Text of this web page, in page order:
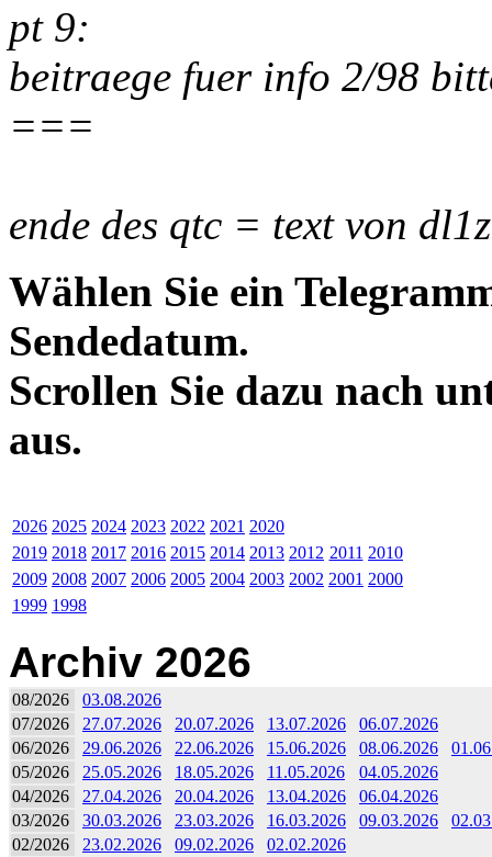
pt 9:
beitraege fuer info 2/98
===
ende des qtc = text von
Wählen Sie ein
Sendedatum.
Scrollen Sie dazu nach
aus.
2026 2025 2024 2023 2022 2021 2020
2019 2018 2017 2016 2015 2014 2013 2012 2011 2010
2009 2008 2007 2006 2005 2004 2003 2002 2001 2000
1999 1998
Archiv 2026
08/2026
03.08.2026
07/2026
27.07.2026 20.07.2026 13.07.2026
06.07.2026
06/2026
29.06.2026 22.06.2026 15.06.2026 08.06.2026
05/2026
25.05.2026 18.05.2026 11.05.2026
04.05.2026
04/2026
27.04.2026 20.04.2026 13.04.2026
06.04.2026
03/2026
30.03.2026 23.03.2026 16.03.2026 09.03.2026
02/2026
23.02.2026 09.02.2026
02.02.2026